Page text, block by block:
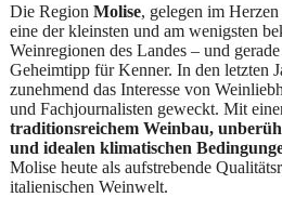
Die Region Molise, gelegen im
eine der kleinsten und am wenigsten
Weinregionen des Landes – und
Geheimtipp für Kenner. In den letzten
zunehmend das Interesse von
und Fachjournalisten geweckt. Mit
traditionsreichem Weinbau,
und idealen klimatischen
Molise heute als aufstrebende
italienischen Weinwelt.